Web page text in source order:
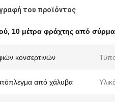
του προϊόντος
, 10 μέτρα φράχτης από
κονσερτινών
από χάλυβα